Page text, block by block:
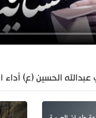
عبدالله الحسين (ع)